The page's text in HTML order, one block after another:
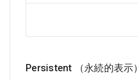
Persistent （永続的表示）